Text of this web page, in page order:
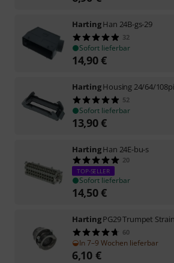
HartingHan 24B-gs-29
32
Sofort lieferbar
14,90€
HartingHousing 24/64/
52
Sofort lieferbar
13,90€
HartingHan 24E-bu-s
20
TOP-SELLER
Sofort lieferbar
14,50€
HartingPG29 Trumpet
60
In 7–9 Wochen lieferbar
6,10 €